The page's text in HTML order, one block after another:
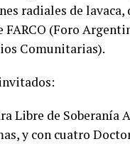
radiales de lavaca,
(Foro
Comunitarias).
Libre de Soberanía
y con cuatro